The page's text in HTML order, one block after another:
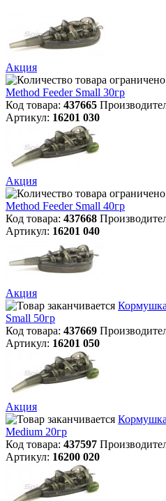
Акция
Method Feeder Small 30гр
Код товара: 437665
Артикул: 16201 030
Акция
Method Feeder Small 40гр
Код товара: 437668
Артикул: 16201 040
Акция
Small 50гр
Код товара: 437669
Артикул: 16201 050
Акция
Мedium 20гр
Код товара: 437597
Артикул: 16200 020